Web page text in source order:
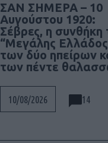
ΣΑΝ ΣΗΜΕΡΑ – 10
Αυγούστου 1920:
Σέβρες, η συνθήκη
“Μεγάλης
των δύο ηπείρων
των πέντε
10/08/2026 14